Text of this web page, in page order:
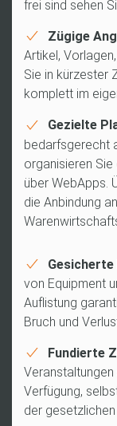
frei sind sehen
Zügige
Artikel,
Sie in kürzester
komplett im
Gezielte
bedarfsgerecht
organisieren
über WebApps.
die Anbindung
von Equipment
Auflistung
Bruch und
Fundierte
Verfügung,
der